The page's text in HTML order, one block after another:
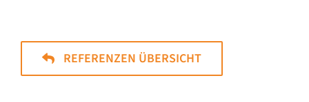
REFERENZEN ÜBERSICHT